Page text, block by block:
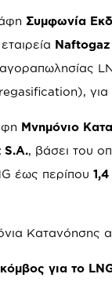
Συμφωνία
για
Μνημόνιο
S.A., βάσει του
έως περίπου
Κατανόησης
για το